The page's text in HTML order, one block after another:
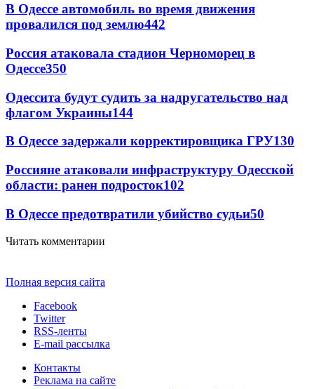
В Одессе автомобиль во время движения
провалился под землю442
Россия атаковала стадион Черноморец в
Одессе350
Одессита будут судить за надругательство над
флагом Украины144
В Одессе задержали корректировщика ГРУ130
Россияне атаковали инфраструктуру Одесской
области: ранен подросток102
В Одессе предотвратили убийство судьи50
Читать комментарии
Полная версия сайта
Facebook
Twitter
RSS-ленты
E-mail рассылка
Контакты
Реклама на сайте